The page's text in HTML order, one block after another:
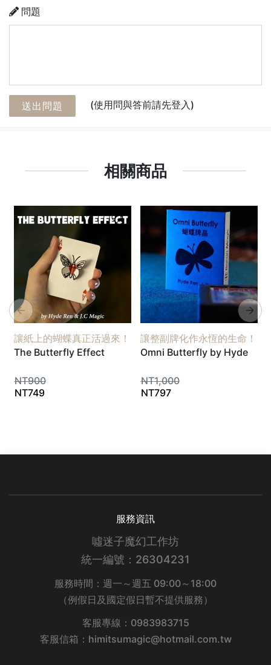
問題
送出問題 (使用問與答前請先登入)
相關商品
讓紙上的蝴蝶真正活過來！
The Butterfly Effect
NT900
NT749
讓整副牌化作永恆的生命！
Omni Butterfly by Hyde
NT1,000
NT797
服務資訊
噓迷子魔幻工作坊
統一編號：26304231
服務時間：週一～週五 09:00～18:00
（例假日及國定假日暫不提供服務）
客服專線：0983983715
客服信箱：himitsumagic@hotmail.com.tw